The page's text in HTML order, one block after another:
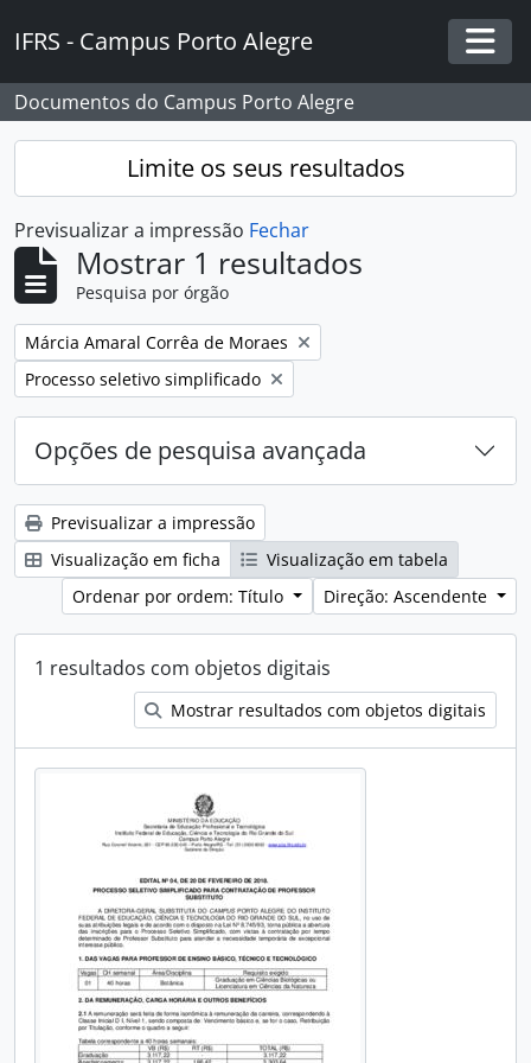
IFRS - Campus Porto Alegre
Documentos do Campus Porto Alegre
Limite os seus resultados
Previsualizar a impressão Fechar
Mostrar 1 resultados
Pesquisa por órgão
Remover filtro:
Márcia Amaral Corrêa de Moraes
Remover filtro:
Processo seletivo simplificado
Opções de pesquisa avançada
Previsualizar a impressão
Visualização em ficha
Visualização em tabela
Ordenar por ordem: Título
Direção: Ascendente
1 resultados com objetos digitais
Mostrar resultados com objetos digitais